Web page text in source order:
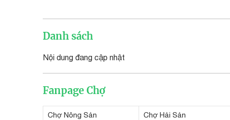
Danh sách
Nội dung đang cập nhật
Fanpage Chợ
Chợ Nông Sản Chợ Hải Sản